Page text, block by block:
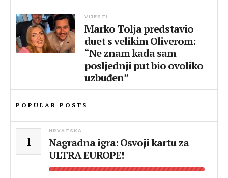
VIJESTI
Marko Tolja predstavio
duet s velikim Oliverom:
“Ne znam kada sam
posljednji put bio ovoliko
uzbuđen”
POPULAR POSTS
1
HRVATSKA
Nagradna igra: Osvoji kartu za
ULTRA EUROPE!